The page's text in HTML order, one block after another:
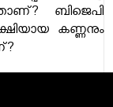
ബിജെപി
കണ്ണനും